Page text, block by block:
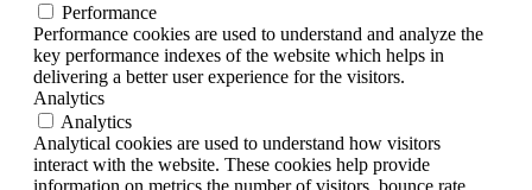
Performance
Performance cookies are used to understand and analyze the
key performance indexes of the website which helps in
delivering a better user experience for the visitors.
Analytics
Analytics
Analytical cookies are used to understand how visitors
interact with the website. These cookies help provide
information on metrics the number of visitors, bounce rate,